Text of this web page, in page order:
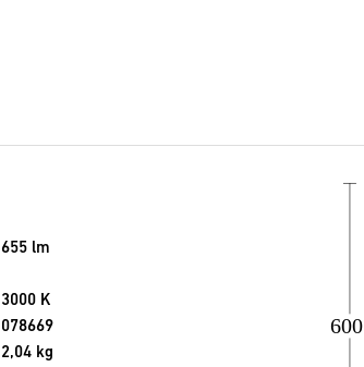
655 lm
3000 K
078669
2,04 kg
600